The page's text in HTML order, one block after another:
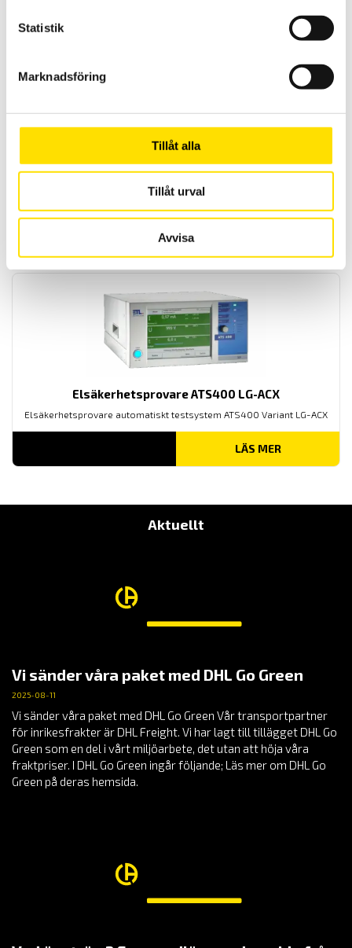
Statistik
Marknadsföring
Tillåt alla
Tillåt urval
Avvisa
från 3R med kapaciteter upp till 2000 kN
Elsäkerhetsprovare ATS400 LG-ACX
Elsäkerhetsprovare automatiskt testsystem ATS400 Variant LG-ACX
LÄS MER
Aktuellt
Vi sänder våra paket med DHL Go Green
2025-08-11
Vi sänder våra paket med DHL Go Green Vår transportpartner
för inrikesfrakter är DHL Freight. Vi har lagt till tillägget DHL Go
Green som en del i vårt miljöarbete, det utan att höja våra
fraktpriser. I DHL Go Green ingår följande; Läs mer om DHL Go
Green på deras hemsida.